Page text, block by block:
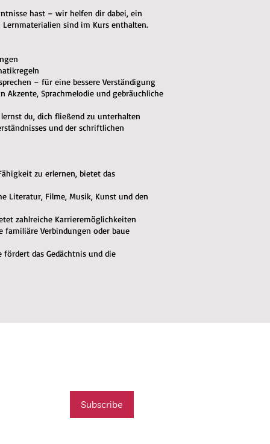
hast – wir helfen dir dabei, ein
sind im Kurs enthalten.
– für eine bessere Verständigung
Akzente, Sprachmelodie und gebräuchliche
du, dich fließend zu unterhalten
und der schriftlichen
zu erlernen, bietet das
Literatur, Filme, Musik, Kunst und den
zahlreiche Karrieremöglichkeiten
familiäre Verbindungen oder baue
fördert das Gedächtnis und die
Subscribe